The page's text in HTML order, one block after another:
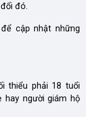
đó.
cập nhật những
thiểu phải 18 tuổi
hay người giám hộ